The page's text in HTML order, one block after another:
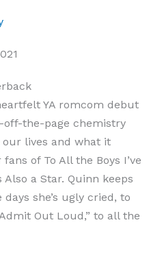
YA romcom debut
the-page chemistry
lives and what it
of To All the Boys I’ve
a Star. Quinn keeps
she’s ugly cried, to
Out Loud,” to all the